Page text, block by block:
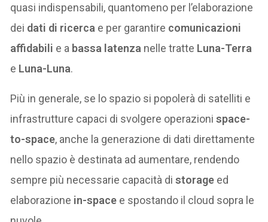
quasi indispensabili, quantomeno per l’elaborazione
dei dati di ricerca e per garantire comunicazioni
affidabili e a bassa latenza nelle tratte Luna-Terra
e Luna-Luna.
Più in generale, se lo spazio si popolerà di satelliti e
infrastrutture capaci di svolgere operazionispace-
to-space, anche la generazione di dati direttamente
nello spazio è destinata ad aumentare, rendendo
sempre più necessarie capacità distorage ed
elaborazione in-space e spostando il cloud sopra le